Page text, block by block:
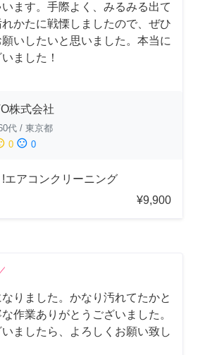
ます。手際よく、みるみる出て
れかたに戦慄しましたので、ぜひ
いしたいと思いました。本当に
ました！
株式会社
代 / 東京都
0 sentiment_dissatisfied 0
エアコンクリーニング
¥9,900
りました。かなり汚れてたかと
作業ありがとうございました。
ましたら、よろしくお願い致し